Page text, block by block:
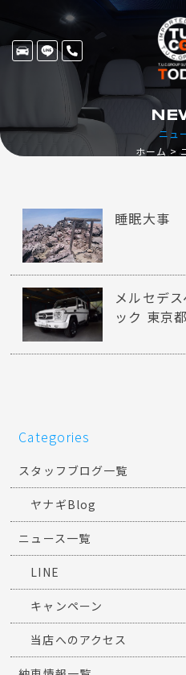
ニュ
ホーム
睡眠大事
メルセデ
ック 東京都
Categories
スタッフブログ一覧
ヤナギBlog
ニュース一覧
LINE
キャンペーン
当店へのアクセス